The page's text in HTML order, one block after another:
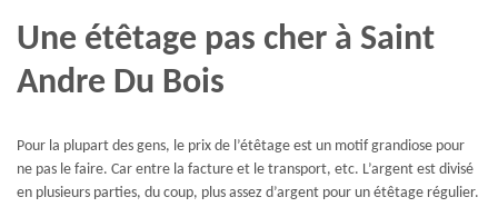
Une étêtage pas cher à Saint
Andre Du Bois
Pour la plupart des gens, le prix de l’étêtage est un motif grandiose pour
ne pas le faire. Car entre la facture et le transport, etc. L’argent est divisé
en plusieurs parties, du coup, plus assez d’argent pour un étêtage régulier.